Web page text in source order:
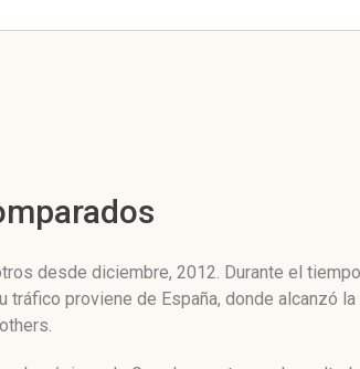
desde diciembre, 2012. Durante el
tráfico proviene de España, donde alcanzó